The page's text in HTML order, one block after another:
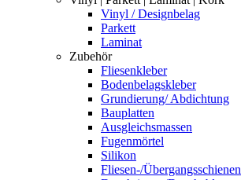
Vinyl / Designbelag
Parkett
Laminat
Zubehör
Fliesenkleber
Bodenbelagskleber
Grundierung/ Abdichtung
Bauplatten
Ausgleichsmassen
Fugenmörtel
Silikon
Fliesen-/Übergangsschienen